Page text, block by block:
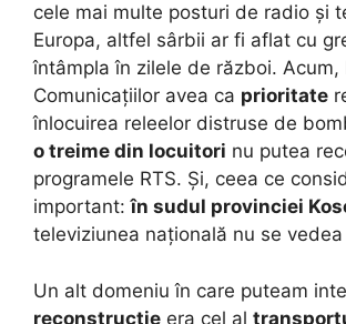
cele mai multe posturi de radio și
Europa, altfel sârbii ar fi aflat cu
întâmpla în zilele de război. Acum,
Comunicațiilor avea ca prioritate
înlocuirea releelor distruse de
o treime din locuitori nu putea
programele RTS. Și, ceea ce
important:în sudul provinciei
televiziunea națională nu se
Un alt domeniu în care puteam
reconstrucție era cel al